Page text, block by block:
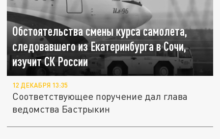
Обстоятельства смены курса самолета,
следовавшего из Екатеринбурга в Сочи,
изучит СК России
12 ДЕКАБРЯ 13:35
Соответствующее поручение дал глава
ведомства Бастрыкин